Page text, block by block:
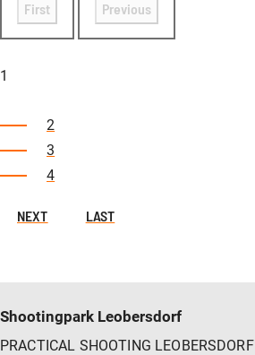
First Previous
1
2
3
4
NEXT LAST
Shootingpark Leobersdorf
PRACTICAL SHOOTING LEOBERSDORF